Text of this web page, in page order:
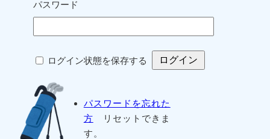
パスワード
ログイン状態を保存する
パスワードを忘れた
方 リセットできま
す。